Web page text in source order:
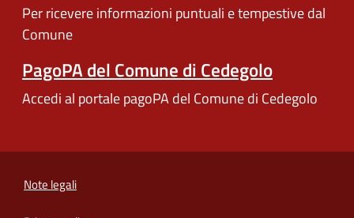
Per ricevere informazioni puntuali e tempestive dal
Comune
PagoPA del Comune di Cedegolo
Accedi al portale pagoPA del Comune di Cedegolo
Note legali